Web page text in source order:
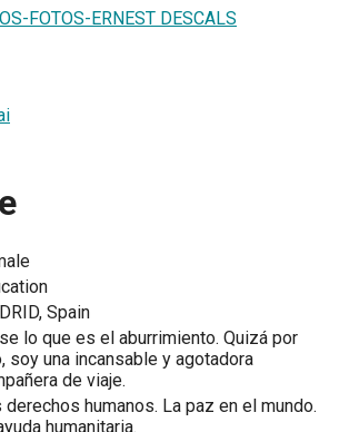
FOTOS-ERNEST DESCALS
Spain
lo que es el aburrimiento. Quizá por
soy una incansable y agotadora
de viaje.
derechos humanos. La paz en el mundo.
humanitaria.